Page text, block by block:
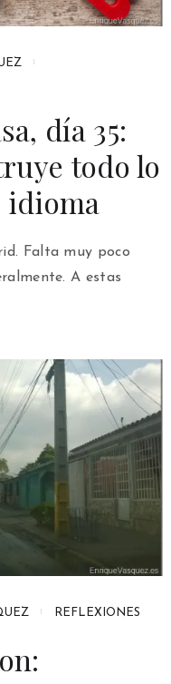
día 35:
todo lo
idioma
Falta muy poco
A estas
REFLEXIONES